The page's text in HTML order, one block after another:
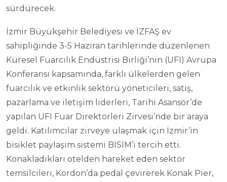
sürdürecek.
İzmir Büyükşehir Belediyesi ve İZFAŞ ev
sahipliğinde 3-5 Haziran tarihlerinde düzenlenen
Küresel Fuarcılık Endüstrisi Birliği’nin (UFI) Avrupa
Konferansı kapsamında, farklı ülkelerden gelen
fuarcılık ve etkinlik sektörü yöneticileri, satış,
pazarlama ve iletişim liderleri, Tarihi Asansör’de
yapılan UFI Fuar Direktörleri Zirvesi’nde bir araya
geldi. Katılımcılar zirveye ulaşmak için İzmir’in
bisiklet paylaşım sistemi BİSİM’i tercih etti.
Konakladıkları otelden hareket eden sektör
temsilcileri, Kordon’da pedal çevirerek Konak Pier,